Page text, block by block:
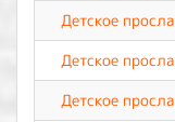
Детское
Детское
Детское